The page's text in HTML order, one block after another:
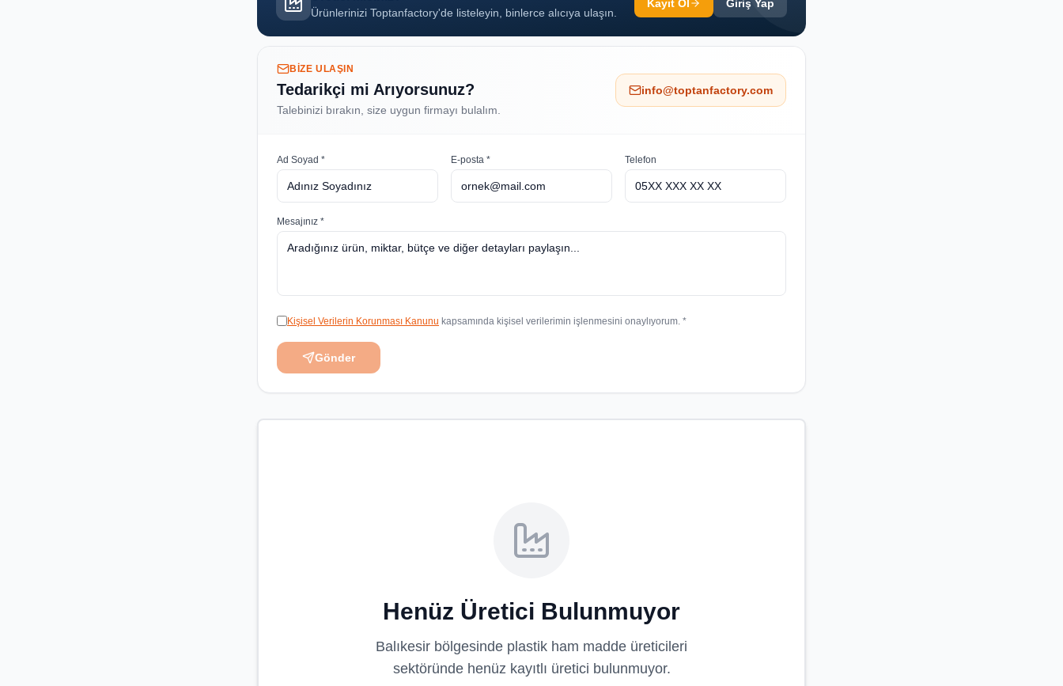
Ürünlerinizi Toptanfactory'de listeleyin, binlerce alıcıya ulaşın.
Kayıt Ol Giriş Yap
BIZE ULAŞIN
Tedarikçi mi Arıyorsunuz?
Talebinizi bırakın, size uygun firmayı bulalım.
info@toptanfactory.com
Ad Soyad * E-posta * Telefon
Mesajınız *
Kişisel Verilerin Korunması Kanunu kapsamında kişisel verilerimin işlenmesini onaylıyorum. *
Gönder
Henüz Üretici Bulunmuyor
Balıkesir bölgesinde plastik ham madde üreticileri
sektöründe henüz kayıtlı üretici bulunmuyor.